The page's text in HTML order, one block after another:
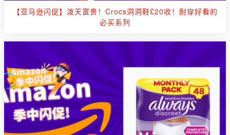
【亚马逊闪促】泼天富贵！Crocs洞洞鞋£20收！耐穿好看的
必买系列